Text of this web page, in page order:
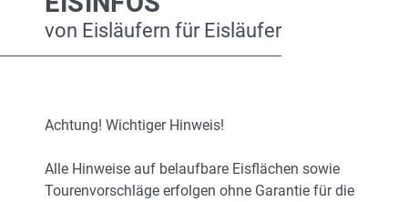
von Eisläufern für Eisläufer
Achtung! Wichtiger Hinweis!
Alle Hinweise auf belaufbare Eisflächen sowie
Tourenvorschläge erfolgen ohne Garantie für die